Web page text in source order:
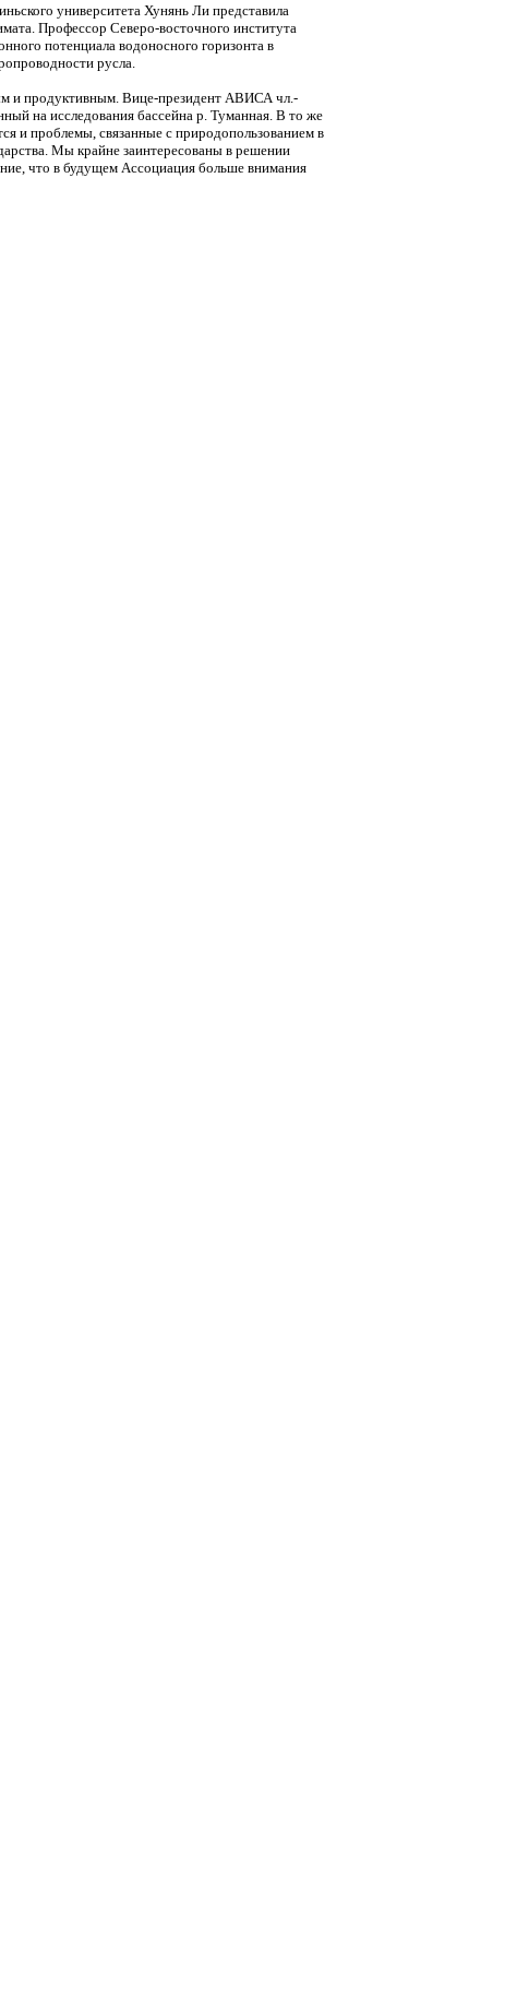
университета Хунянь Ли представила
Профессор Северо-восточного института
потенциала водоносного горизонта в
русла.
и продуктивным. Вице-президент АВИСА чл.-
на исследования бассейна р. Туманная. В то же
и проблемы, связанные с природопользованием в
Мы крайне заинтересованы в решении
что в будущем Ассоциация больше внимания